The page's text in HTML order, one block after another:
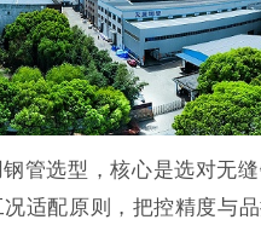
管选型，核心是选对无
适配原则，把控精度与